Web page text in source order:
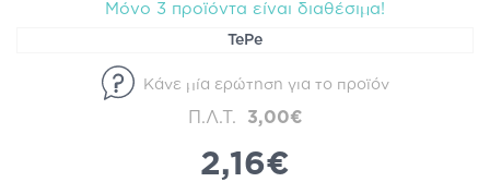
Mόνο 3 προϊόντα είναι διαθέσιμα!
TePe
Κάνε μία ερώτηση για το προϊόν
Π.Λ.Τ. 3,00€
2,16€